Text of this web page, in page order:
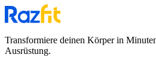
Transformiere deinen Körper in
Ausrüstung.